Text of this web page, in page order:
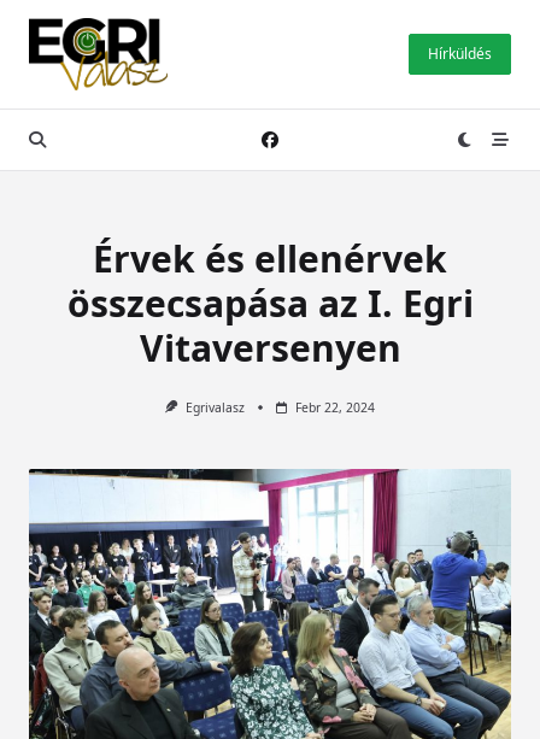
Skip
content
Hírküldés
Érvek és ellenérvek
összecsapása az I. Egri
Vitaversenyen
Egrivalasz Febr 22, 2024